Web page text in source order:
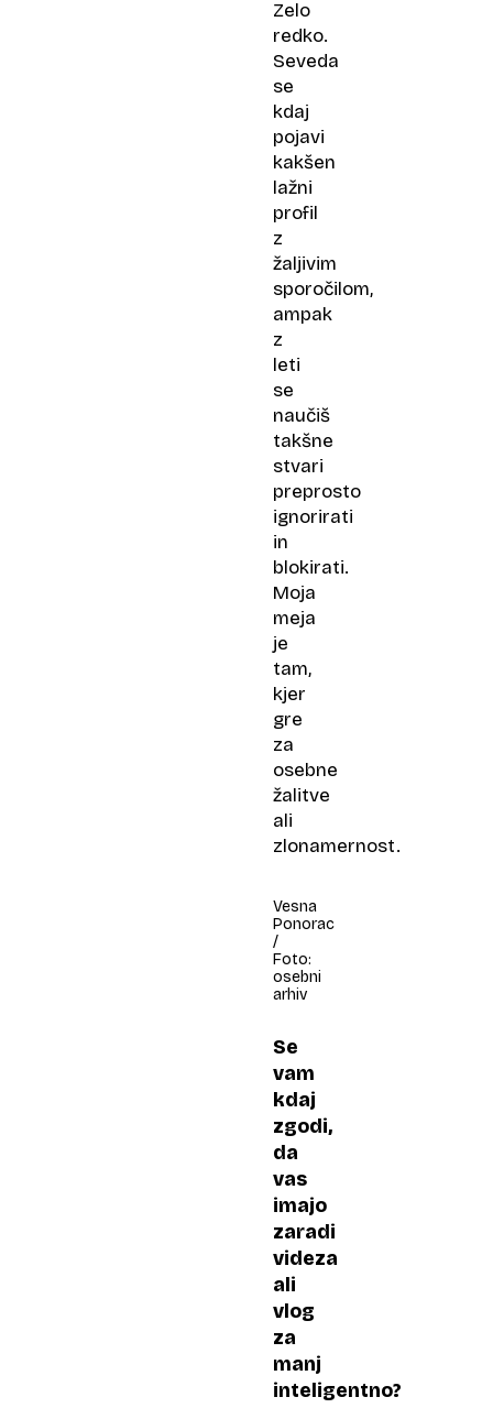
Zelo
redko.
Seveda
se
kdaj
pojavi
kakšen
lažni
profil
z
žaljivim
sporočilom,
ampak
z
leti
se
naučiš
takšne
stvari
preprosto
ignorirati
in
blokirati.
Moja
meja
je
tam,
kjer
gre
za
osebne
žalitve
ali
zlonamernost.
Vesna
Ponorac
/
Foto:
osebni
arhiv
Se
vam
kdaj
zgodi,
da
vas
imajo
zaradi
videza
ali
vlog
za
manj
inteligentno?